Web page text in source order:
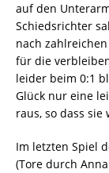
auf den
Schiedsrichter
nach
für die
leider beim 0:1
Glück nur eine
raus, so dass
Im letzten Spiel
(Tore durch